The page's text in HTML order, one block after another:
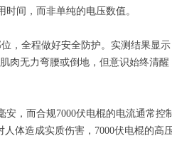
间，而非单纯的电压数值。
，全程做好安全防护。实测结果显
无力弯腰或倒地，但意识始终清醒
，而合规7000伏电棍的电流通常控
体造成实质伤害，7000伏电棍的高